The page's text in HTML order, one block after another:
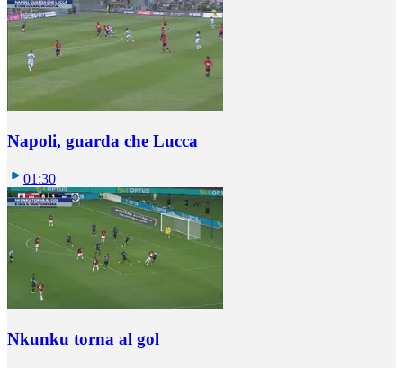
Napoli, guarda che Lucca
01:30
Nkunku torna al gol